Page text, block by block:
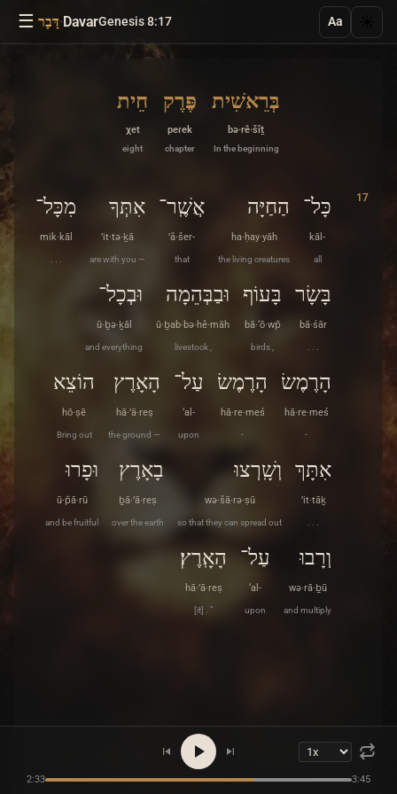
☰ דָּבָר·DavarGenesis 8:17 Aa
בְּרֵאשִׁית
bə·rê·šîṯ
In the beginning
פֶּרֶק
peɾek
chapter
חֵית
χet
eight
17 כָּל־
kāl-
all
הַחַיָּה
ha·ḥay·yāh
the living creatures
אֲשֶֽׁר־
’ă·šer-
that
אִתְּךָ
’it·tə·ḵā
are with you —
מִכָּל־
mik·kāl
. . .
בָּשָׂר
bā·śār
. . .
בָּעוֹף
bā·‘ō·wp̄
birds ,
וּבַבְּהֵמָה
ū·ḇab·bə·hê·māh
livestock ,
וּבְכָל־
ū·ḇə·ḵāl
and everything
הָרֶמֶשׂ
hā·re·meś
-
הָרֶמֶשׂ
hā·re·meś
-
עַל־
‘al-
upon
הָאָרֶץ
hā·’ā·reṣ
the ground —
הוֹצֵא
hō·ṣē
Bring out
אִתָּךְ
’it·tāḵ
. . .
וְשָֽׁרְצוּ
wə·šā·rə·ṣū
so that they can spread out
בָאָרֶץ
ḇā·’ā·reṣ
over the earth
וּפָרוּ
ū·p̄ā·rū
and be fruitful
וְרָבוּ
wə·rā·ḇū
and multiply
עַל־
‘al-
upon
הָאָֽרֶץ׃
hā·’ā·reṣ
[it] . ”
2:33 3:45